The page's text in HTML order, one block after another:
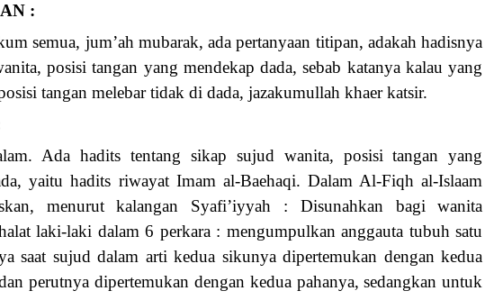
:
semua, jum’ah mubarak, ada pertanyaan titipan, adakah hadisnya
posisi tangan yang mendekap dada, sebab katanya kalau yang
tangan melebar tidak di dada, jazakumullah khaer katsir.
Ada hadits tentang sikap sujud wanita, posisi tangan yang
yaitu hadits riwayat Imam al-Baehaqi. Dalam Al-Fiqh al-Islaam
menurut kalangan Syafi’iyyah : Disunahkan bagi wanita
laki-laki dalam 6 perkara : mengumpulkan anggauta tubuh satu
saat sujud dalam arti kedua sikunya dipertemukan dengan kedua
perutnya dipertemukan dengan kedua pahanya, sedangkan untuk